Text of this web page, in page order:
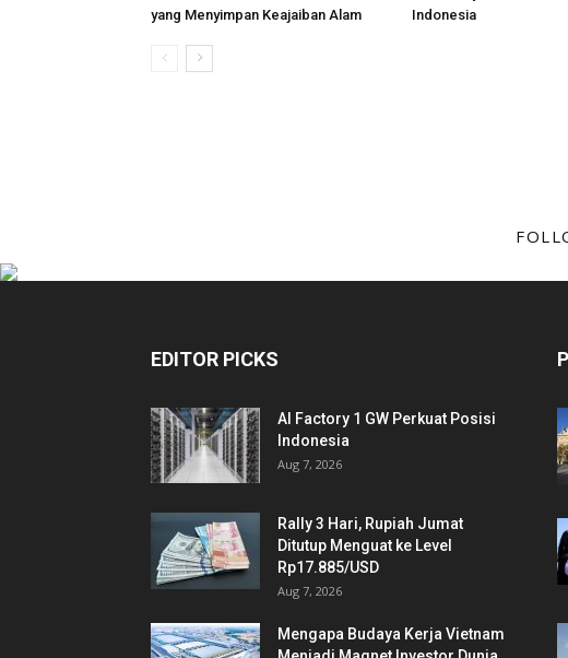
yang Menyimpan Keajaiban Alam
Indonesia
EDITOR PICKS
AI Factory 1 GW Perkuat Posisi
Indonesia
Aug 7, 2026
Rally 3 Hari, Rupiah Jumat
Ditutup Menguat ke Level
Rp17.885/USD
Aug 7, 2026
Mengapa Budaya Kerja Vietnam